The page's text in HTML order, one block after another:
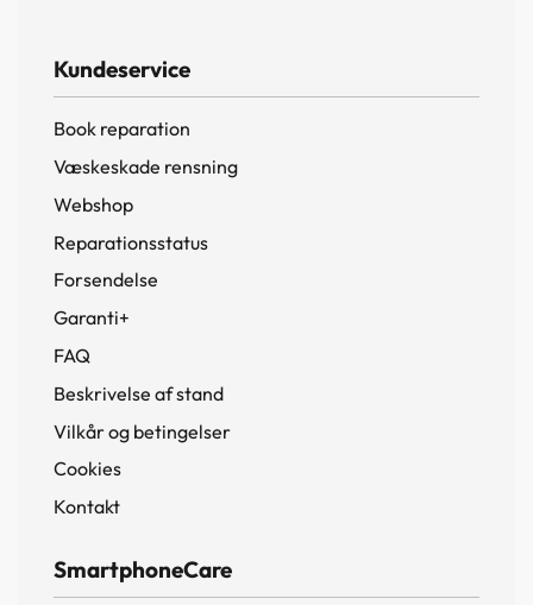
Kundeservice
Book reparation
Væskeskade rensning
Webshop
Reparationsstatus
Forsendelse
Garanti+
FAQ
Beskrivelse af stand
Vilkår og betingelser
Cookies
Kontakt
SmartphoneCare